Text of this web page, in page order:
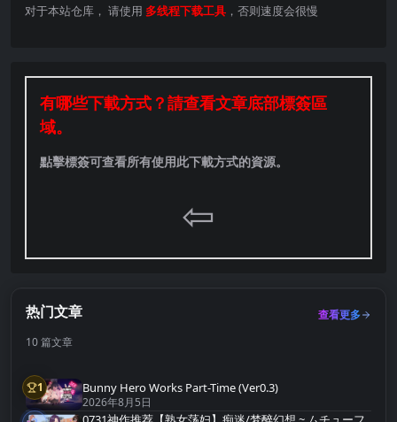
对于本站仓库， 请使用 多线程下载工具 ，否则速度会很慢
有哪些下載方式？請查看文章底部標簽區
域。
點擊標簽可查看所有使用此下載方式的資源。
⇦
热门文章
查看更多
10 篇文章
第1名
1 Bunny Hero Works Part-Time (Ver0.3)
2026年8月5日